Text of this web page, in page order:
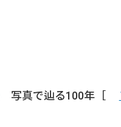
写真で辿る100年［